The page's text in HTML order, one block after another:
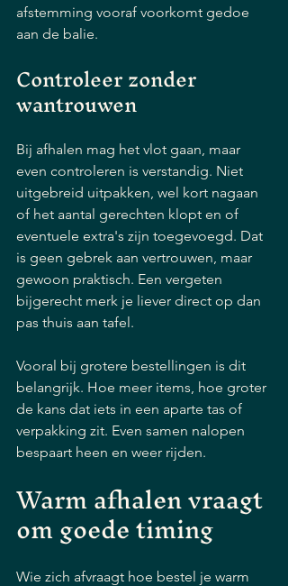
afstemming vooraf voorkomt gedoe
aan de balie.
Controleer zonder
wantrouwen
Bij afhalen mag het vlot gaan, maar
even controleren is verstandig. Niet
uitgebreid uitpakken, wel kort nagaan
of het aantal gerechten klopt en of
eventuele extra's zijn toegevoegd. Dat
is geen gebrek aan vertrouwen, maar
gewoon praktisch. Een vergeten
bijgerecht merk je liever direct op dan
pas thuis aan tafel.
Vooral bij grotere bestellingen is dit
belangrijk. Hoe meer items, hoe groter
de kans dat iets in een aparte tas of
verpakking zit. Even samen nalopen
bespaart heen en weer rijden.
Warm afhalen vraagt
om goede timing
Wie zich afvraagt hoe bestel je warm